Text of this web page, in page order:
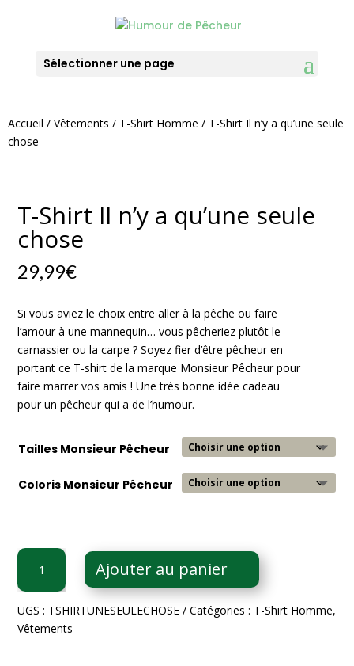
Sélectionner une page
Accueil / Vêtements / T-Shirt Homme / T-Shirt Il n’y a qu’une seule
chose
T-Shirt Il n’y a qu’une seule
chose
29,99€
Si vous aviez le choix entre aller à la pêche ou faire
l’amour à une mannequin… vous pêcheriez plutôt le
carnassier ou la carpe ? Soyez fier d’être pêcheur en
portant ce T-shirt de la marque Monsieur Pêcheur pour
faire marrer vos amis ! Une très bonne idée cadeau
pour un pêcheur qui a de l’humour.
Tailles Monsieur Pêcheur
Coloris Monsieur Pêcheur
quantité
T-
Shirt
Il
Ajouter au panier
UGS : TSHIRTUNESEULECHOSE Catégories : T-Shirt Homme,
Vêtements